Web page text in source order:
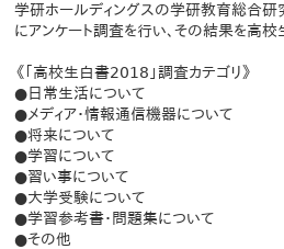
学研ホールディングスの学研教育総合
にアンケート調査を行い、その結果を高
《「高校生白書2018」調査カテゴリ》
●日常生活について
●メディア・情報通信機器について
●将来について
●学習について
●習い事について
●大学受験について
●学習参考書・問題集について
●その他